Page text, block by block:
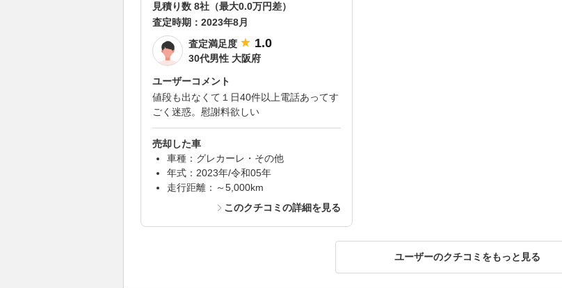
見積り数 8社（最大0.0万円差）
査定時期： 2023年8月
査定満足度
1.0
30代男性 大阪府
ユーザーコメント
値段も出なくて１日40件以上電話あってす
ごく迷惑。慰謝料欲しい
売却した車
車種：グレカーレ・その他
年式：2023年/令和05年
走行距離：～5,000km
このクチコミの詳細を見る
ユーザーのクチコミをもっと見る